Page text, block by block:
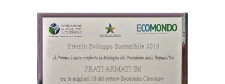
ECOMONDO 2019
Premio per lo sviluppo sostenibile
settore economia circolare in collaborazione con il